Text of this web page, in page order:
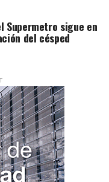
Supermetro sigue en
del césped